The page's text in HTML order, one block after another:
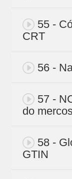
55 -
CRT
56 -
57 -
do
58 -
GTIN